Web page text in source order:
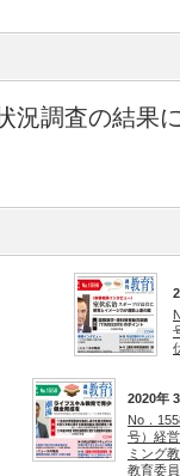
況調査の結果
2020年
No．
号）経
ミング
教育委